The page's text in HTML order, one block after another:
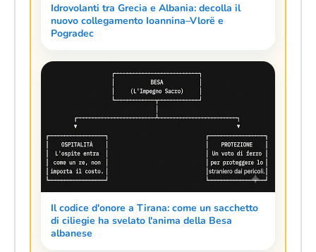
Idrovolanti tra Grecia e Albania: decolla il
nuovo collegamento Ioannina–Vlorë e
Pogradec
Il codice d'onore a Tirana: come un sacchetto
di ciliegie ha svelato l'anima della Besa
albanese